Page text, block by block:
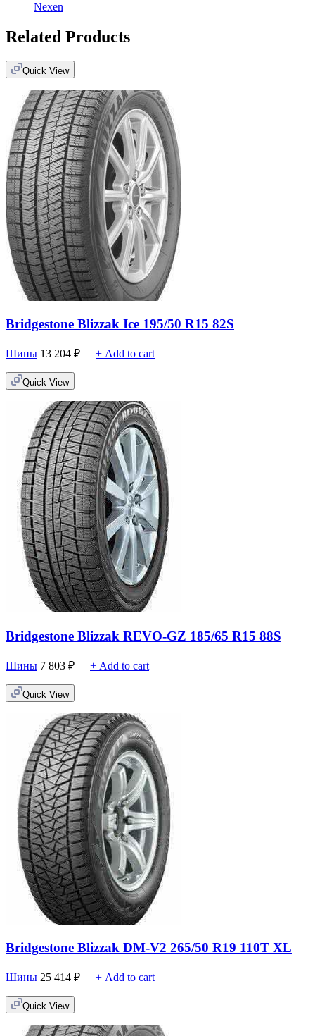
Nexen
Related Products
Quick View
Bridgestone Blizzak Ice 195/50 R15 82S
Шины 13 204 ₽ + Add to cart
Quick View
Bridgestone Blizzak REVO-GZ 185/65 R15 88S
Шины 7 803 ₽ + Add to cart
Quick View
Bridgestone Blizzak DM-V2 265/50 R19 110T XL
Шины 25 414 ₽ + Add to cart
Quick View